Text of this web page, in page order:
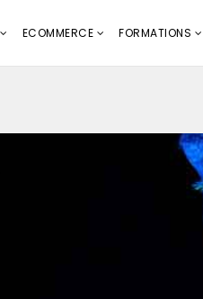
ECOMMERCE FORMATIONS